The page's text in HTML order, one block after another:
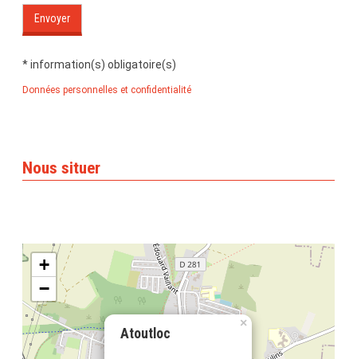
Envoyer
*information(s) obligatoire(s)
Données personnelles et confidentialité
Nous situer
Atoutloc
×
+
−